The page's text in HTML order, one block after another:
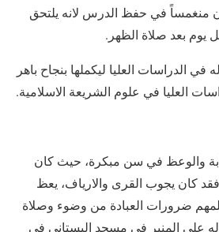
منغمساً في حفظ الدرس لانه يلتحق
يوم بعد صلاة الظهر.
جاء قبوله في الدراسات العليا ليكملها بنجاح باهر
العليا في علوم الشريعة الاسلامية.
والوعظ في سن مبكرة، حيث كان
كان يجوب القرى والارياف، يعظ
ضرورات العبادة من وضوء وصلاة
على المنبر في مسجد البستاني في